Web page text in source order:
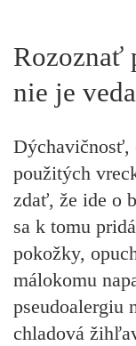
Rozoznať
nie je veda
Dýchavičnosť,
použitých
zdať, že ide o
sa k tomu
pokožky,
málokomu
pseudoalergiu
chladová